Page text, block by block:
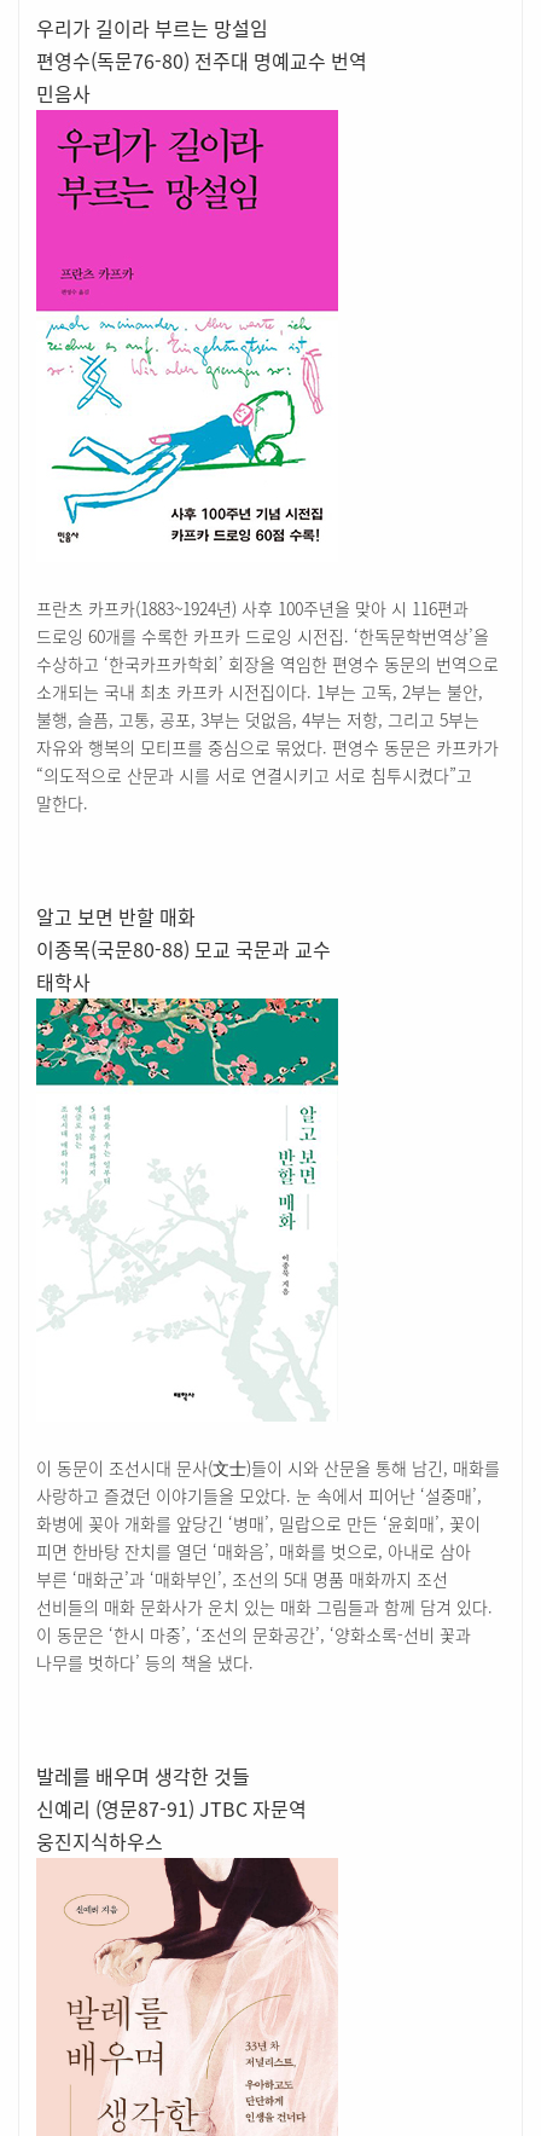
우리가 길이라 부르는 망설임
편영수(독문76-80) 전주대 명예교수 번역
민음사
프란츠 카프카(1883~1924년) 사후 100주년을 맞아 시 116편과
드로잉 60개를 수록한 카프카 드로잉 시전집. ‘한독문학번역상’을
수상하고 ‘한국카프카학회’ 회장을 역임한 편영수 동문의 번역으로
소개되는 국내 최초 카프카 시전집이다. 1부는 고독, 2부는 불안,
불행, 슬픔, 고통, 공포, 3부는 덧없음, 4부는 저항, 그리고 5부는
자유와 행복의 모티프를 중심으로 묶었다. 편영수 동문은 카프카가
“의도적으로 산문과 시를 서로 연결시키고 서로 침투시켰다”고
말한다.
알고 보면 반할 매화
이종목(국문80-88) 모교 국문과 교수
태학사
이 동문이 조선시대 문사(文士)들이 시와 산문을 통해 남긴, 매화를
사랑하고 즐겼던 이야기들을 모았다. 눈 속에서 피어난 ‘설중매’,
화병에 꽂아 개화를 앞당긴 ‘병매’, 밀랍으로 만든 ‘윤회매’, 꽃이
피면 한바탕 잔치를 열던 ‘매화음’, 매화를 벗으로, 아내로 삼아
부른 ‘매화군’과 ‘매화부인’, 조선의 5대 명품 매화까지 조선
선비들의 매화 문화사가 운치 있는 매화 그림들과 함께 담겨 있다.
이 동문은 ‘한시 마중’, ‘조선의 문화공간’, ‘양화소록-선비 꽃과
나무를 벗하다’ 등의 책을 냈다.
발레를 배우며 생각한 것들
신예리 (영문87-91) JTBC 자문역
웅진지식하우스